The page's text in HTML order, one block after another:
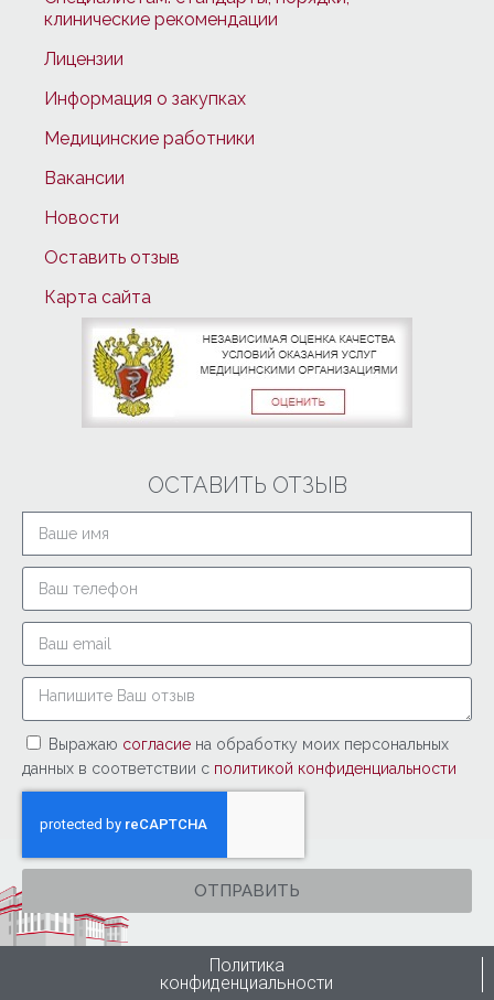
клинические рекомендации
Лицензии
Информация о закупках
Медицинские работники
Вакансии
Новости
Оставить отзыв
Карта сайта
ОСТАВИТЬ ОТЗЫВ
Выражаю согласие на обработку моих персональных
данных в соответствии с политикой конфиденциальности
ОТПРАВИТЬ
Политика
конфиденциальности